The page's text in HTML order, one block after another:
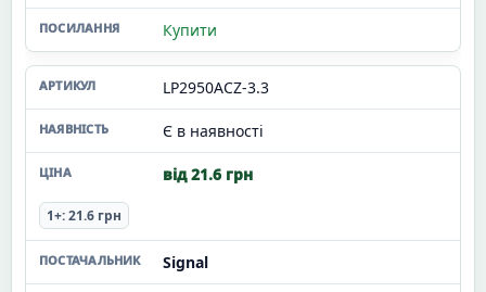
Купити
LP2950ACZ-3.3
Є в наявності
від 21.6 грн
1+: 21.6 грн
Signal